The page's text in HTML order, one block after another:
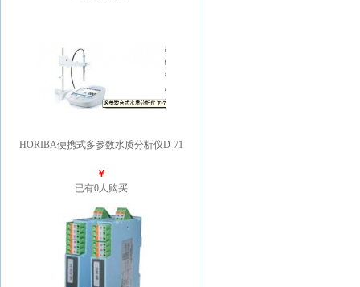
HORIBA便携式多参数水质分析仪D-71
￥
已有0人购买